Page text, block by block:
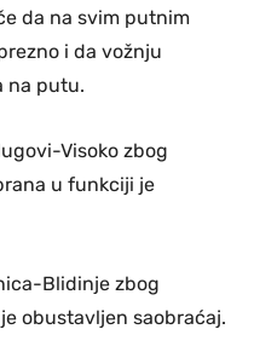
da na svim putnim
i da vožnju
na putu.
Visoko zbog
u funkciji je
Blidinje zbog
obustavljen saobraćaj.